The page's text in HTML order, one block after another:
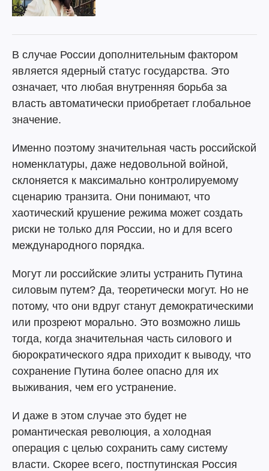
В случае России дополнительным фактором
является ядерный статус государства. Это
означает, что любая внутренняя борьба за
власть автоматически приобретает глобальное
значение.
Именно поэтому значительная часть российской
номенклатуры, даже недовольной войной,
склоняется к максимально контролируемому
сценарию транзита. Они понимают, что
хаотический крушение режима может создать
риски не только для России, но и для всего
международного порядка.
Могут ли российские элиты устранить Путина
силовым путем? Да, теоретически могут. Но не
потому, что они вдруг станут демократическими
или прозреют морально. Это возможно лишь
тогда, когда значительная часть силового и
бюрократического ядра приходит к выводу, что
сохранение Путина более опасно для их
выживания, чем его устранение.
И даже в этом случае это будет не
романтическая революция, а холодная
операция с целью сохранить саму систему
власти. Скорее всего, постпутинская Россия